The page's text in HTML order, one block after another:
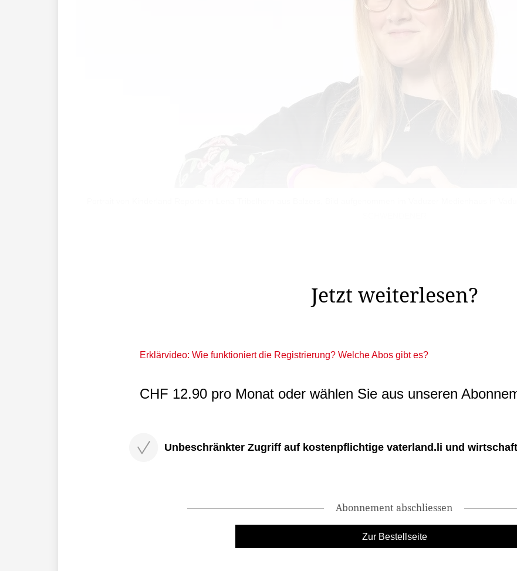
Jetzt weiterlesen?
Erklärvideo: Wie funktioniert die Registrierung? Welche Abos gibt es?
CHF 12.90 pro Monat oder wählen Sie aus unseren
Unbeschränkter Zugriff auf kostenpflichtige vaterland.li und
Abonnement abschliessen
Zur Bestellseite